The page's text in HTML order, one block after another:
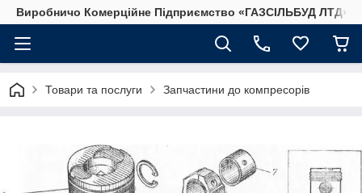
Виробничо Комерційне Підприємство «ГАЗСIЛЬБУД ЛТД»
Товари та послуги Запчастини до компресорів